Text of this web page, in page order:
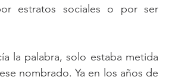
estratos sociales o por ser
la palabra, solo estaba metida
nombrado. Ya en los años de